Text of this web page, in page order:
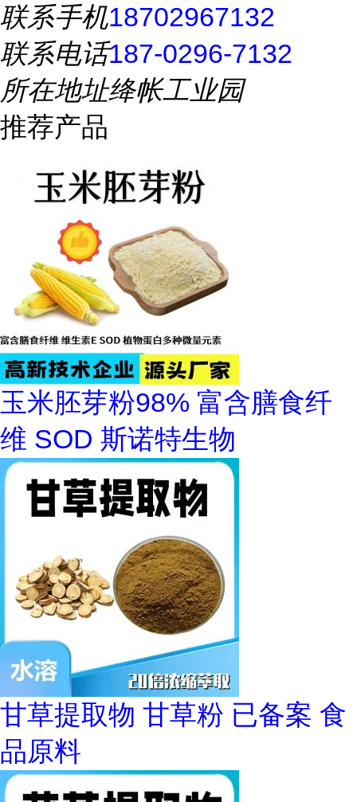
联系手机18702967132
联系电话187-0296-7132
所在地址绛帐工业园
推荐产品
玉米胚芽粉98% 富含膳食纤
维 SOD 斯诺特生物
甘草提取物 甘草粉 已备案 食
品原料